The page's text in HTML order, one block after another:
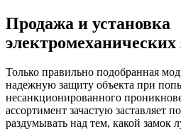
Продажа и установка
электромеханических
Только правильно подобранная
надежную защиту объекта при
несанкционированного
ассортимент зачастую заставляет
раздумывать над тем, какой замок